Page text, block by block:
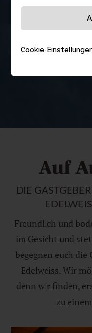
Auf
DIE
Freundlich und
im Gesicht und
begegnen euch
Edelweiss. Wir
denn wir finden,
zu
Cookie-